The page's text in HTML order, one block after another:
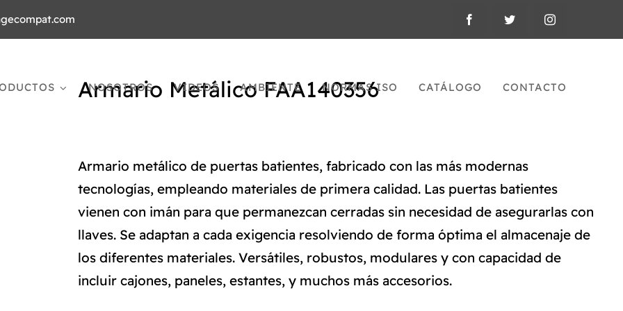
NOSOTROS VIDEOS AMBIENTE NORMAS ISO CATÁLOGO CONTACTO
Armario Metálico FAA140356
Armario metálico de puertas batientes, fabricado con las más modernas
tecnologías, empleando materiales de primera calidad. Las puertas batientes
vienen con imán para que permanezcan cerradas sin necesidad de asegurarlas con
llaves. Se adaptan a cada exigencia resolviendo de forma óptima el almacenaje de
los diferentes materiales. Versátiles, robustos, modulares y con capacidad de
incluir cajones, paneles, estantes, y muchos más accesorios.